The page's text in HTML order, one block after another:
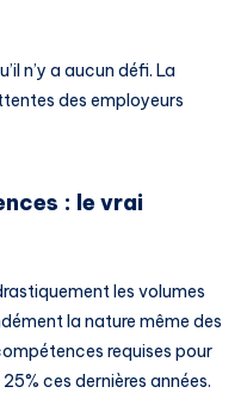
n’y a aucun défi. La
des employeurs
: le vrai
les volumes
la nature même des
requises pour
ces dernières années.